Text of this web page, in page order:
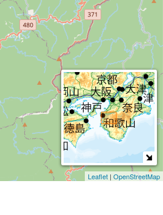
Leaflet | OpenStreetMap